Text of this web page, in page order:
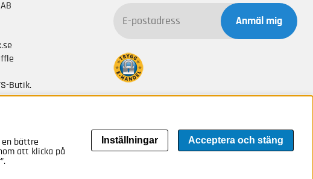
Butik.
Anmäl mig
en bättre
att klicka på
Inställningar Acceptera och stäng